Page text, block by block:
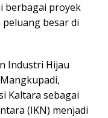
berbagai proyek
besar di
Industri Hijau
Kaltara sebagai
(IKN) menjadi